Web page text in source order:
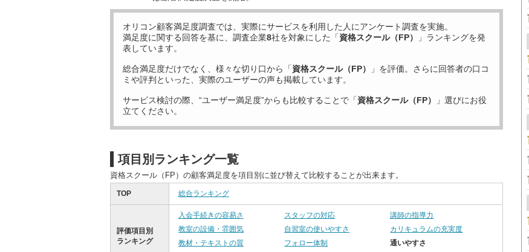
オリコン顧客満足度調査では、実際にサービスを利用した 人にアンケート調査を実施。
満足度に関する回答を基に、調査企業8社を対象にした「資格スクール（FP）
」ランキングを発
表しています。
総合満足度だけでなく、様々な切り口から「資格スクール（FP）
」を評価。さらに回答者の口コ
ミや評判といった、実際のユーザーの声も掲載しています。
サービス検討の際、“ユーザー満足度”からも比較することで「資格スクール（FP）
」選びにお役
立てください。
項目別ランキング一覧
資格スクール（FP）の顧客満足度を項目別に並び替えて比較することが出来ます。
TOP 総合ランキング
評価項目別
ランキング
入会手続きの容易さ スタッフの対応
講師の指導力
教室の設備・雰囲気
自習室の使いやすさ
カリキュラムの充実度
教材・テキストの質
フォロー体制
通いやすさ